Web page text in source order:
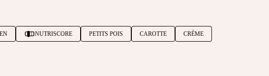
NUTRISCORE PETITS POIS CAROTTE CRÈME